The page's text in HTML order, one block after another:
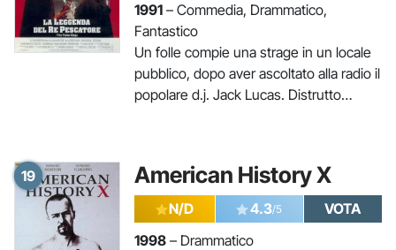
1991 – Commedia, Drammatico,
Fantastico
Un folle compie una strage in un locale
pubblico, dopo aver ascoltato alla radio il
popolare d.j. Jack Lucas. Distrutto…
19 American History X
N/D 4.3/5
VOTA
1998 – Drammatico